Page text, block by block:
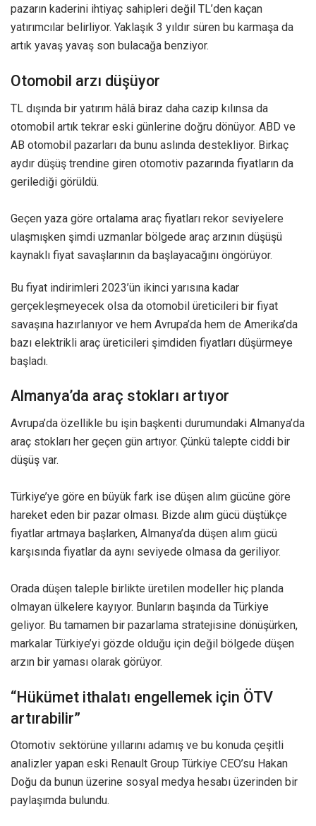
pazarın kaderini ihtiyaç sahipleri değil TL’den kaçan
yatırımcılar belirliyor. Yaklaşık 3 yıldır süren bu karmaşa da
artık yavaş yavaş son bulacağa benziyor.
Otomobil arzı düşüyor
TL dışında bir yatırım hâlâ biraz daha cazip kılınsa da
otomobil artık tekrar eski günlerine doğru dönüyor. ABD ve
AB otomobil pazarları da bunu aslında destekliyor. Birkaç
aydır düşüş trendine giren otomotiv pazarında fiyatların da
gerilediği görüldü.
Geçen yaza göre ortalama araç fiyatları rekor seviyelere
ulaşmışken şimdi uzmanlar bölgede araç arzının düşüşü
kaynaklı fiyat savaşlarının da başlayacağını öngörüyor.
Bu fiyat indirimleri 2023’ün ikinci yarısına kadar
gerçekleşmeyecek olsa da otomobil üreticileri bir fiyat
savaşına hazırlanıyor ve hem Avrupa’da hem de Amerika’da
bazı elektrikli araç üreticileri şimdiden fiyatları düşürmeye
başladı.
Almanya’da araç stokları artıyor
Avrupa’da özellikle bu işin başkenti durumundaki Almanya’da
araç stokları her geçen gün artıyor. Çünkü talepte ciddi bir
düşüş var.
Türkiye’ye göre en büyük fark ise düşen alım gücüne göre
hareket eden bir pazar olması. Bizde alım gücü düştükçe
fiyatlar artmaya başlarken, Almanya’da düşen alım gücü
karşısında fiyatlar da aynı seviyede olmasa da geriliyor.
Orada düşen taleple birlikte üretilen modeller hiç planda
olmayan ülkelere kayıyor. Bunların başında da Türkiye
geliyor. Bu tamamen bir pazarlama stratejisine dönüşürken,
markalar Türkiye’yi gözde olduğu için değil bölgede düşen
arzın bir yaması olarak görüyor.
“Hükümet ithalatı engellemek için ÖTV
artırabilir”
Otomotiv sektörüne yıllarını adamış ve bu konuda çeşitli
analizler yapan eski Renault Group Türkiye CEO’su Hakan
Doğu da bunun üzerine sosyal medya hesabı üzerinden bir
paylaşımda bulundu.